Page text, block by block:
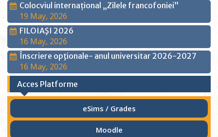
Colocviul internațional „Zilele francofoniei”
19 May, 2026
FILOIAŞI 2026
16 May, 2026
Înscriere opţionale- anul universitar 2026-2027
16 May, 2026
Acces Platforme
eSims / Grades
Moodle